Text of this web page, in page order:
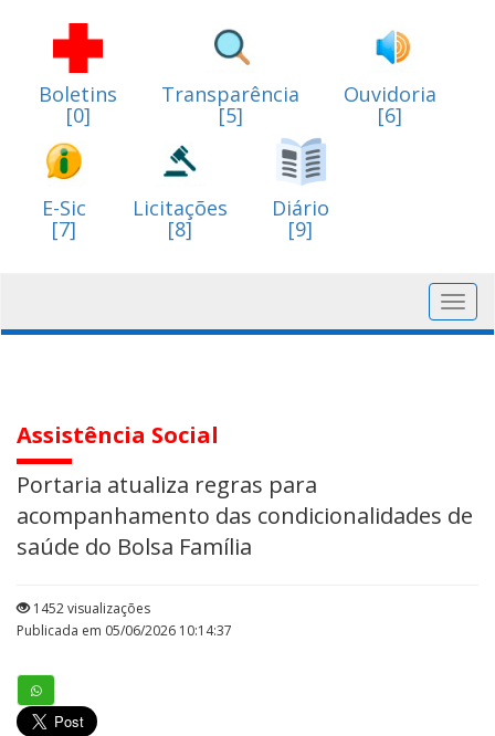
Boletins
[0]
Transparência
[5]
Ouvidoria
[6]
E-Sic
[7]
Licitações
[8]
Diário
[9]
Assistência Social
Portaria atualiza regras para
acompanhamento das condicionalidades de
saúde do Bolsa Família
1452 visualizações
Publicada em 05/06/2026 10:14:37